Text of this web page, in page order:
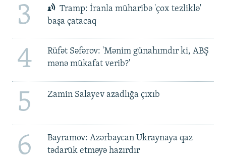
3
Tramp: İranla müharibə 'çox tezliklə'
başa çatacaq
4
Rüfət Səfərov: 'Mənim günahımdır ki, ABŞ
mənə mükafat verib?'
5 Zamin Salayev azadlığa çıxıb
6
Bayramov: Azərbaycan Ukraynaya qaz
tədarük etməyə hazırdır